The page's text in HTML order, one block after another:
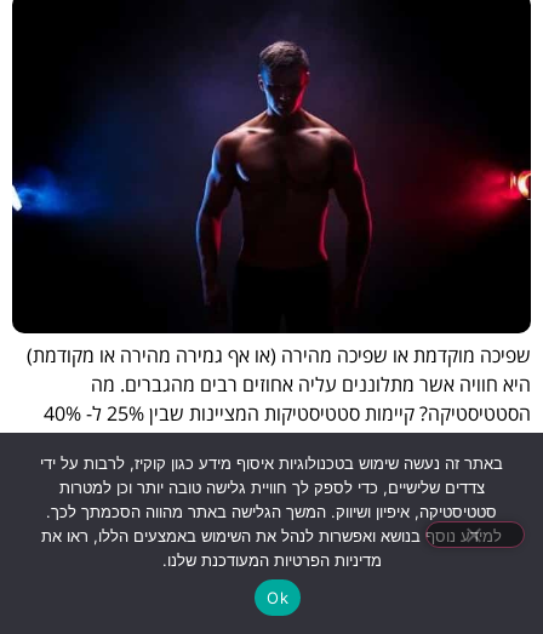
שפיכה מוקדמת או שפיכה מהירה (או אף גמירה מהירה או מקודמת)
היא חוויה אשר מתלוננים עליה אחוזים רבים מהגברים. מה
הסטטיסטיקה? קיימות סטטיסטיקות המציינות שבין 25% ל- 40%
הגורסות ש-7 מתוך 10 גברים יחוו בחייהם תופעה מסוג זה. מה
ההגדרה לשפיכה מוקדמת? היות ועל […]
באתר זה נעשה שימוש בטכנולוגיות איסוף מידע כגון קוקיז, לרבות על ידי
צדדים שלישיים, כדי לספק לך חוויית גלישה טובה יותר וכן למטרות
סטטיסטיקה, איפיון ושיווק. המשך הגלישה באתר מהווה הסכמתך לכך.
למידע נוסף בנושא ואפשרות לנהל את השימוש באמצעים הללו, ראו את
מדיניות הפרטיות המעודכנת שלנו.
Ok